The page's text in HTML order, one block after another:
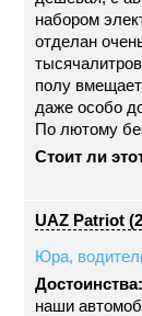
набором
отделан
полу
даже особо
По лютому
Стоит ли
UAZ Patriot
Юра,
Достоинства:
наши